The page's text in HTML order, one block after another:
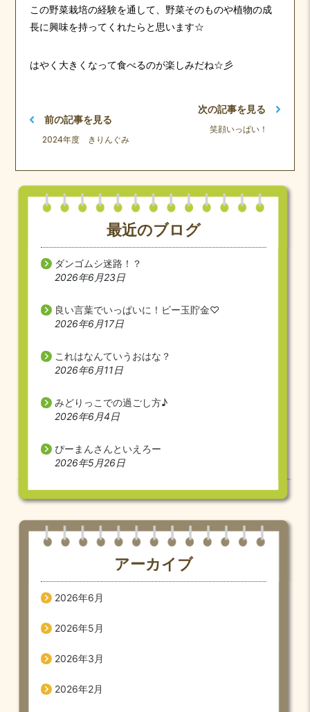
この野菜栽培の経験を通して、野菜そのものや植物の成
長に興味を持ってくれたらと思います☆
はやく大きくなって食べるのが楽しみだね☆彡
前の記事を見る
2024年度 きりんぐみ
次の記事を見る
笑顔いっぱい！
最近のブログ
ダンゴムシ迷路！？
2026年6月23日
良い言葉でいっぱいに！ビー玉貯金♡
2026年6月17日
これはなんていうおはな？
2026年6月11日
みどりっこでの過ごし方♪
2026年6月4日
ぴーまんさんといえろー
2026年5月26日
アーカイブ
2026年6月
2026年5月
2026年3月
2026年2月